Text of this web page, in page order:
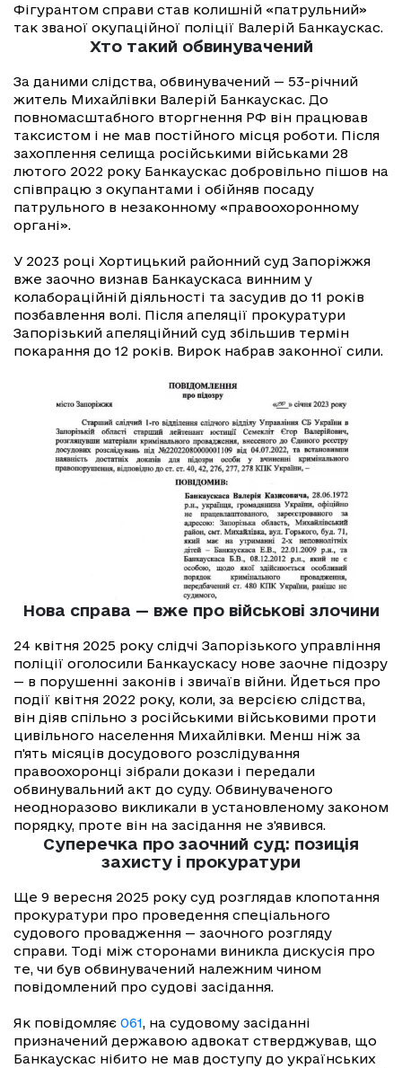
Фігурантом справи став колишній «патрульний»
так званої окупаційної поліції Валерій Банкаускас.
Хто такий обвинувачений
За даними слідства, обвинувачений — 53-річний
житель Михайлівки Валерій Банкаускас. До
повномасштабного вторгнення РФ він працював
таксистом і не мав постійного місця роботи. Після
захоплення селища російськими військами 28
лютого 2022 року Банкаускас добровільно пішов на
співпрацю з окупантами і обійняв посаду
патрульного в незаконному «правоохоронному
органі».
У 2023 році Хортицький районний суд Запоріжжя
вже заочно визнав Банкаускаса винним у
колабораційній діяльності та засудив до 11 років
позбавлення волі. Після апеляції прокуратури
Запорізький апеляційний суд збільшив термін
покарання до 12 років. Вирок набрав законної сили.
Нова справа — вже про військові злочини
24 квітня 2025 року слідчі Запорізького управління
поліції оголосили Банкаускасу нове заочне підозру
— в порушенні законів і звичаїв війни. Йдеться про
події квітня 2022 року, коли, за версією слідства,
він діяв спільно з російськими військовими проти
цивільного населення Михайлівки. Менш ніж за
п'ять місяців досудового розслідування
правоохоронці зібрали докази і передали
обвинувальний акт до суду. Обвинуваченого
неодноразово викликали в установленому законом
порядку, проте він на засідання не з'явився.
Суперечка про заочний суд: позиція
захисту і прокуратури
Ще 9 вересня 2025 року суд розглядав клопотання
прокуратури про проведення спеціального
судового провадження — заочного розгляду
справи. Тоді між сторонами виникла дискусія про
те, чи був обвинувачений належним чином
повідомлений про судові засідання.
Як повідомляє 061, на судовому засіданні
призначений державою адвокат стверджував, що
Банкаускас нібито не мав доступу до українських